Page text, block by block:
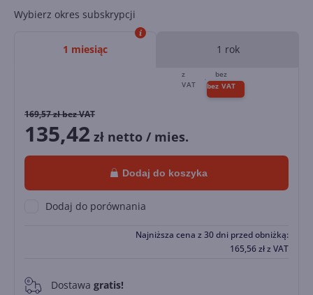
Wybierz okres subskrypcji
1 miesiąc 1 rok
169,57zł bez VAT
135,42 zł netto / mies.
Dodaj do koszyka
Dodaj do porównania
Najniższa cena z 30 dni przed obniżką:
165,56złz VAT
0 Dostawa gratis!